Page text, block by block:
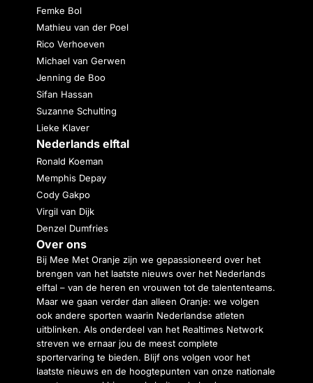
Femke Bol
Mathieu van der Poel
Rico Verhoeven
Michael van Gerwen
Jenning de Boo
Sifan Hassan
Suzanne Schulting
Lieke Klaver
Nederlands elftal
Ronald Koeman
Memphis Depay
Cody Gakpo
Virgil van Dijk
Denzel Dumfries
Over ons
Bij Mee Met Oranje zijn we gepassioneerd over het
brengen van het laatste nieuws over het Nederlands
elftal – van de heren en vrouwen tot de talententeams.
Maar we gaan verder dan alleen Oranje: we volgen
ook andere sporten waarin Nederlandse atleten
uitblinken. Als onderdeel van het Realtimes Network
streven we ernaar jou de meest complete
sportervaring te bieden. Blijf ons volgen voor het
laatste nieuws en de hoogtepunten van onze nationale